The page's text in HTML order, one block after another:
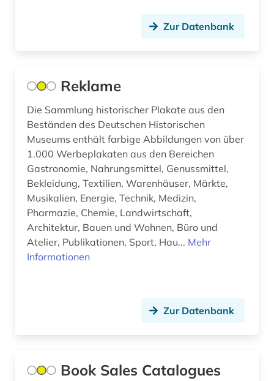
divina commedia (3)
dogmatik (1)
dohna (familie) (1)
dokument (1)
dominikaner (1)
dreyfus-affäre (1)
drittes reich (1)
dī (1)
Zur Datenbank
Reklame
Die Sammlung historischer Plakate aus den
Beständen des Deutschen Historischen
Museums enthält farbige Abbildungen von über
1.000 Werbeplakaten aus den Bereichen
Gastronomie, Nahrungsmittel, Genussmittel,
Bekleidung, Textilien, Warenhäuser, Märkte,
Musikalien, Energie, Technik, Medizin,
Pharmazie, Chemie, Landwirtschaft,
Architektur, Bauen und Wohnen, Büro und
Atelier, Publikationen, Sport, Hau... Mehr
Informationen
Zur Datenbank
Book Sales Catalogues